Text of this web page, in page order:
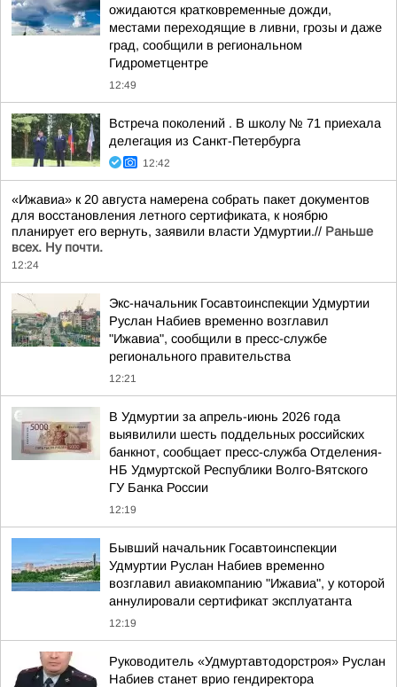
ожидаются кратковременные дожди,
местами переходящие в ливни, грозы и даже
град, сообщили в региональном
Гидрометцентре
12:49
Встреча поколений . В школу № 71 приехала
делегация из Санкт-Петербурга
12:42
«Ижавиа» к 20 августа намерена собрать пакет документов
для восстановления летного сертификата, к ноябрю
планирует его вернуть, заявили власти Удмуртии.// Раньше
всех. Ну почти.
12:24
Экс-начальник Госавтоинспекции Удмуртии
Руслан Набиев временно возглавил
"Ижавиа", сообщили в пресс-службе
регионального правительства
12:21
В Удмуртии за апрель-июнь 2026 года
выявилили шесть поддельных российских
банкнот, сообщает пресс-служба Отделения-
НБ Удмуртской Республики Волго-Вятского
ГУ Банка России
12:19
Бывший начальник Госавтоинспекции
Удмуртии Руслан Набиев временно
возглавил авиакомпанию "Ижавиа", у которой
аннулировали сертификат эксплуатанта
12:19
Руководитель «Удмуртавтодорстроя» Руслан
Набиев станет врио гендиректора